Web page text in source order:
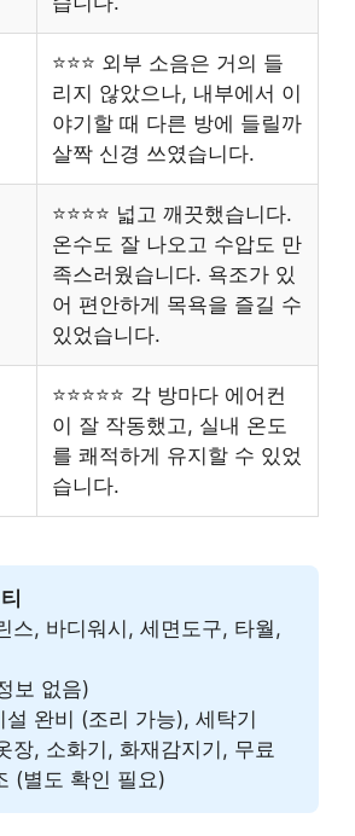
⭐⭐⭐ 외부 소음은 거의 들
리지 않았으나, 내부에서 이
야기할 때 다른 방에 들릴까
살짝 신경 쓰였습니다.
⭐⭐⭐⭐ 넓고 깨끗했습니다.
온수도 잘 나오고 수압도 만
족스러웠습니다. 욕조가 있
어 편안하게 목욕을 즐길 수
있었습니다.
⭐⭐⭐⭐⭐ 각 방마다 에어컨
이 잘 작동했고, 실내 온도
를 쾌적하게 유지할 수 있었
습니다.
스, 바디워시, 세면도구, 타월,
보 없음)
설 완비 (조리 가능), 세탁기
장, 소화기, 화재감지기, 무료
(별도 확인 필요)